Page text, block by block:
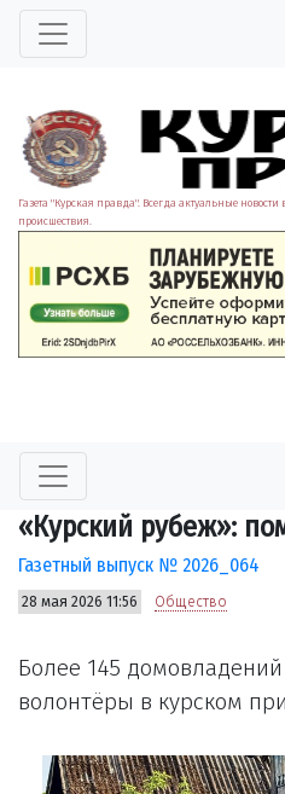
Газета "Курская правда". Всегда актуальные новости
происшествия.
«Курский рубеж»:
Газетный выпуск № 2026_064
28 мая 2026 11:56 Общество
Более 145
волонтёры в курском